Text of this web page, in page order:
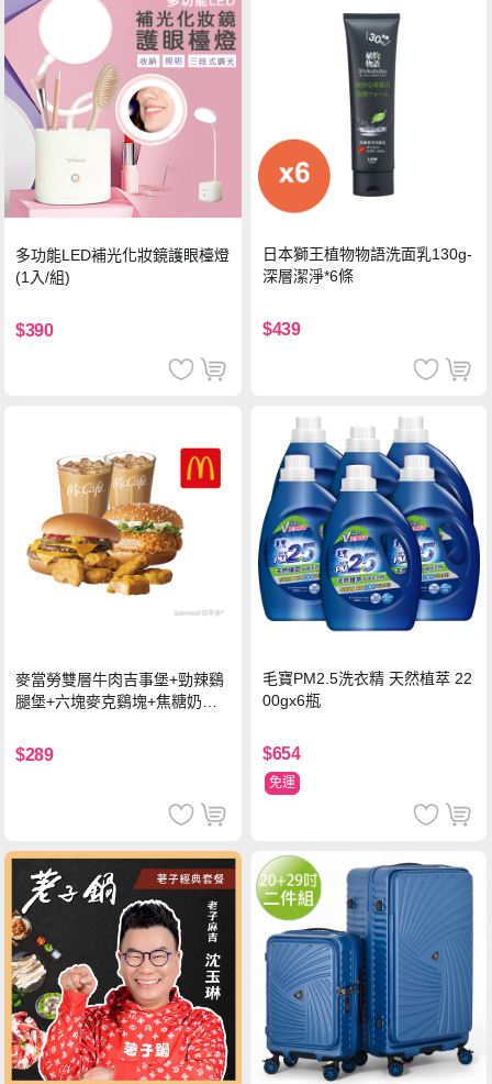
多功能LED補光化妝鏡護眼檯燈
(1入/組)
$390
日本獅王植物物語洗面乳130g-
深層潔淨*6條
$439
麥當勞雙層牛肉吉事堡+勁辣鷄
腿堡+六塊麥克鷄塊+焦糖奶茶
$289
毛寶PM2.5洗衣精 天然植萃 22
00gx6瓶
$654
免運